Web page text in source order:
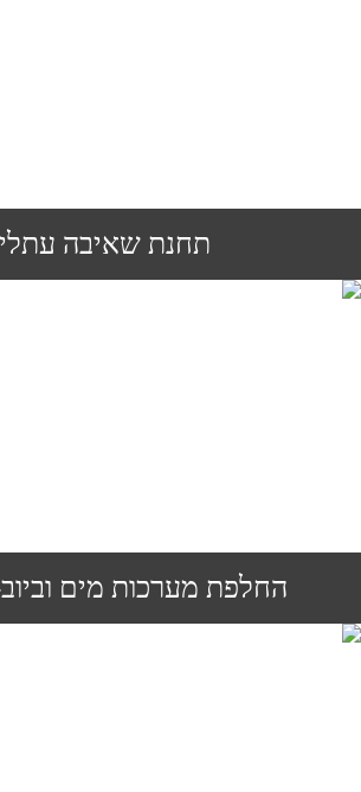
תחנת שאיבה
החלפת מערכות מים